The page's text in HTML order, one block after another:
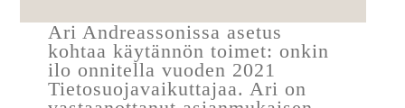
Ari Andreassonissa asetus
kohtaa käytännön toimet: onkin
ilo onnitella vuoden 2021
Tietosuojavaikuttajaa. Ari on